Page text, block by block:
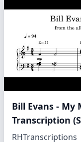
Bill Evans - My
Transcription
RHTranscriptions